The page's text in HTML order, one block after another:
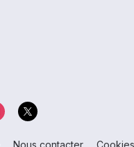
Nous contacter Cookies